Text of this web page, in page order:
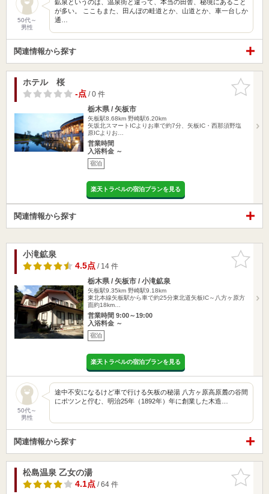
50代～
男性
鉱泉というのは、温泉街と違って、本当の田舎、秘境にあること
が多い。 ここもまた、田んぼの畦道とか、山道とか、車一台しか
通…
関連情報から探す
お気に入
りに追加
ホテル 桜
-点/ 0 件
栃木県 / 矢板市
矢板駅8.68km 野崎駅6.20km
矢坂北スマートICよりお車で約7分、矢板IC・西那須野塩
原ICよりお…
営業時間
入浴料金 ～
宿泊
楽天トラベルの宿泊プランを見る
関連情報から探す
お気に入
りに追加
小滝鉱泉
4.5点/ 14 件
栃木県 / 矢板市 / 小滝鉱泉
矢板駅9.35km 野崎駅9.18km
東北本線矢板駅から車で約25分東北道矢板IC～八方ヶ原方
面約18km…
営業時間 9:00～19:00
入浴料金 ～
宿泊
楽天トラベルの宿泊プランを見る
50代～
男性
途中不安になるけど車で行ける矢板の秘湯 八方ヶ原高原麓の谷間
にポツンと佇む、明治25年（1892年）年に創業した木造…
関連情報から探す
お気に入
りに追加
松島温泉 乙女の湯
4.1点/ 64 件